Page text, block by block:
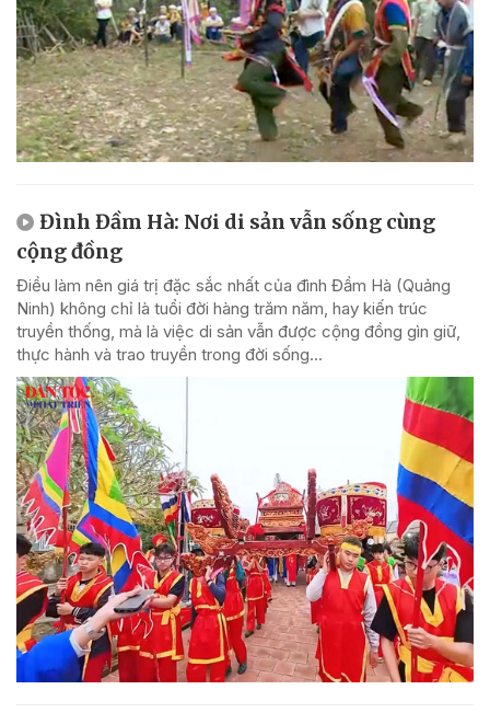
Đình Đầm Hà: Nơi di sản vẫn sống cùng
cộng đồng
Điều làm nên giá trị đặc sắc nhất của đình Đầm Hà (Quảng
Ninh) không chỉ là tuổi đời hàng trăm năm, hay kiến trúc
truyền thống, mà là việc di sản vẫn được cộng đồng gìn giữ,
thực hành và trao truyền trong đời sống...